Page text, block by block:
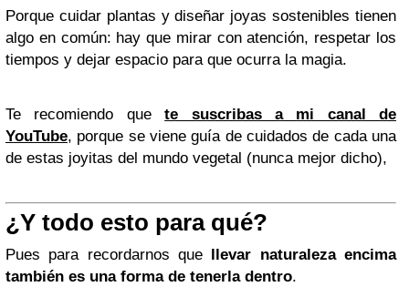
Porque cuidar plantas y diseñar joyas sostenibles tienen
algo en común: hay que mirar con atención, respetar los
tiempos y dejar espacio para que ocurra la magia.
Te recomiendo quete suscribas a mi canal de
YouTube, porque se viene guía de cuidados de cada una
de estas joyitas del mundo vegetal (nunca mejor dicho),
¿Y todo esto para qué?
Pues para recordarnos que
llevar naturaleza encima
también es una forma de tenerla dentro.